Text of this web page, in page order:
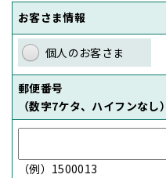
お客さま情報
個人のお客さま
郵便番号
（数字7ケタ、ハイフンなし）
（例）1500013